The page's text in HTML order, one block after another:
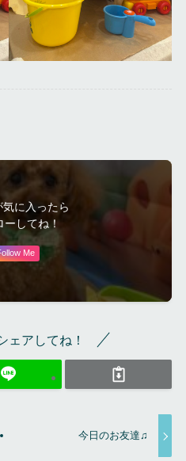
に入ったら
ーしてね！
Me
ェアしてね！
今日のお友達♫